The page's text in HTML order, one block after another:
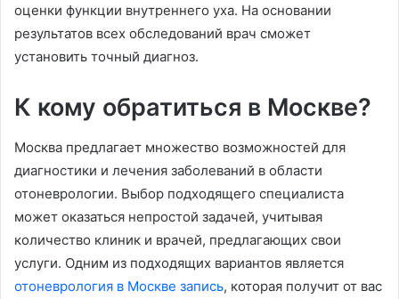
оценки функции внутреннего уха. На основании
результатов всех обследований врач сможет
установить точный диагноз.
К кому обратиться в Москве?
Москва предлагает множество возможностей для
диагностики и лечения заболеваний в области
отоневрологии. Выбор подходящего специалиста
может оказаться непростой задачей, учитывая
количество клиник и врачей, предлагающих свои
услуги. Одним из подходящих вариантов является
отоневрология в Москве запись, которая получит от вас